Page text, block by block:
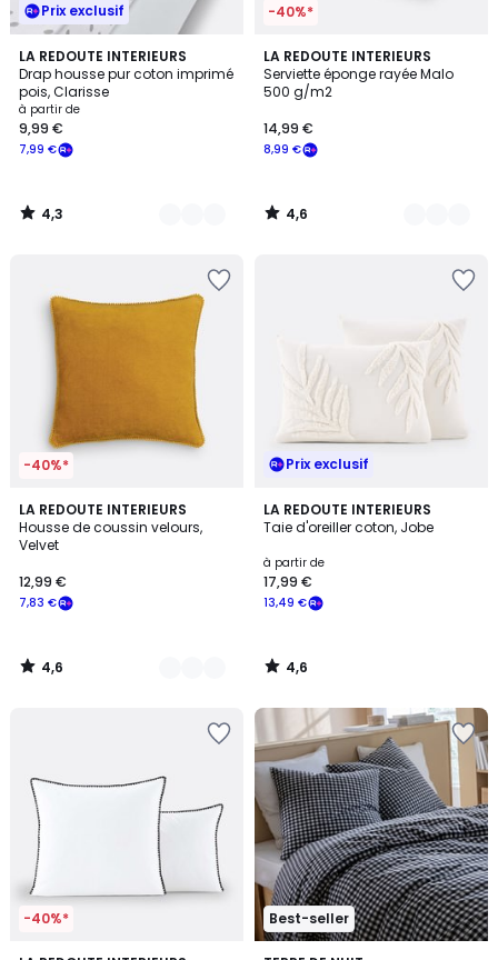
Prix exclusif
LA REDOUTE INTERIEURS
Drap housse pur coton imprimé
pois, Clarisse
à partir de
7,99 €
9,99 €
4,3
/ 5
5
Couleurs
4,3
/
-40%*
LA REDOUTE INTERIEURS
Serviette éponge rayée Malo
500 g/m2
8,99 €
14,99 €
4,6
/ 5
5
Couleurs
4,6
/
-40%*
LA REDOUTE INTERIEURS
Housse de coussin velours,
Velvet
7,83 €
12,99 €
4,6
/ 5
10
Couleurs
4,6
/
Prix exclusif
LA REDOUTE INTERIEURS
Taie d'oreiller coton, Jobe
à partir de
13,49 €
17,99 €
4,6
/ 5
4,6
/
-40%* Best-seller